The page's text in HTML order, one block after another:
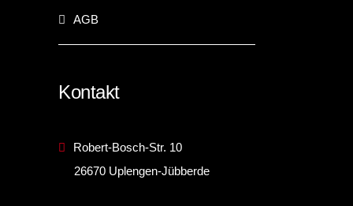
AGB
Kontakt
Robert-Bosch-Str. 10
26670 Uplengen-Jübberde